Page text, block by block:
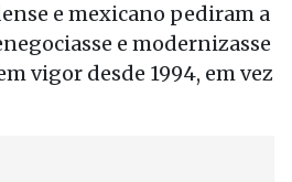
e mexicano pediram a
e modernizasse
vigor desde 1994, em vez